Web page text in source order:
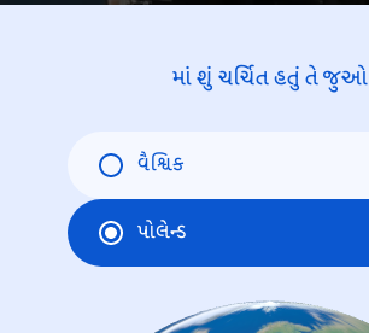
માં શું ચર્ચિત હતું તે જુઓ
વૈશ્વિક
પોલેન્ડ